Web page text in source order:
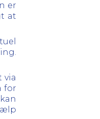
er
at
via
for